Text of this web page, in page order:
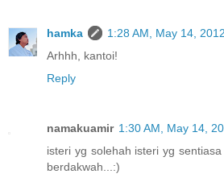
hamka
1:28 AM, May 14, 2012
Arhhh, kantoi!
Reply
namakuamir 1:30 AM, May 14,
isteri yg solehah isteri yg
berdakwah...:)